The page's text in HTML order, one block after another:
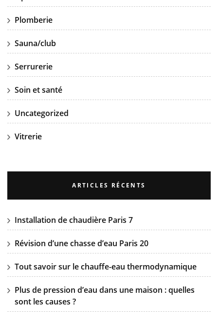
Plomberie
Sauna/club
Serrurerie
Soin et santé
Uncategorized
Vitrerie
ARTICLES RÉCENTS
Installation de chaudière Paris 7
Révision d’une chasse d’eau Paris 20
Tout savoir sur le chauffe-eau thermodynamique
Plus de pression d’eau dans une maison : quelles
sont les causes ?